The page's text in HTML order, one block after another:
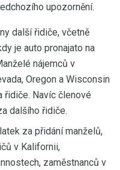
upozornění.
další řidiče, včetně
je auto pronajato na
nájemců v
Oregon a Wisconsin
Navíc členové
dalšího řidiče.
za přidání manželů,
v Kalifornii,
zaměstnanců v